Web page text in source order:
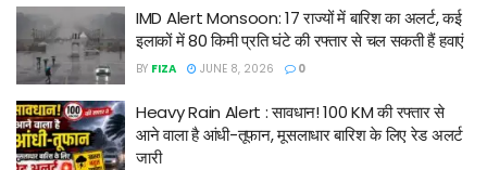
IMD Alert Monsoon: 17 राज्यों में बारिश का अलर्ट, कई
इलाकों में 80 किमी प्रति घंटे की रफ्तार से चल सकती हैं हवाएं
BY FIZA JUNE 8, 2026 0
Heavy Rain Alert : सावधान! 100 KM की रफ्तार से
आने वाला है आंधी-तूफान, मूसलाधार बारिश के लिए रेड अलर्ट
जारी